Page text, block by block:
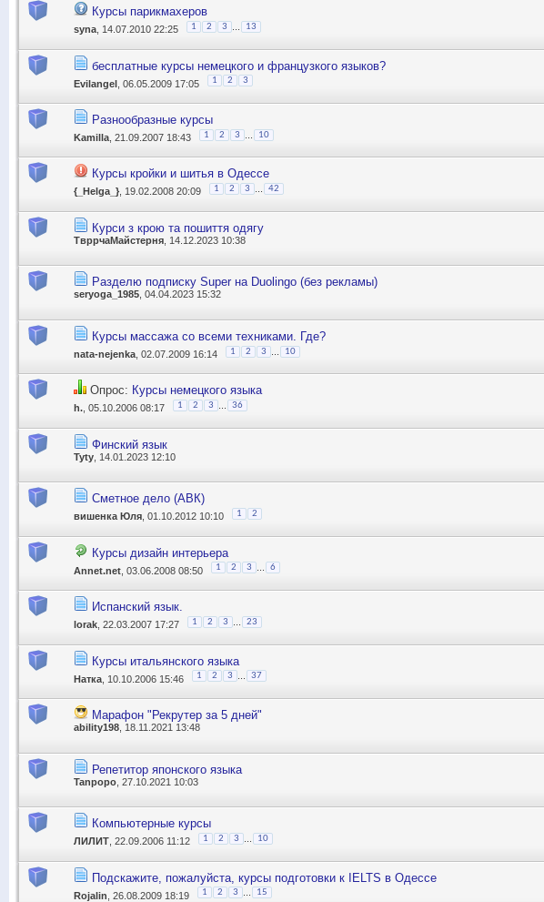
Курсы парикмахеров
syna , 14.07.2010 22:25 1 2 3 13
бесплатные курсы немецкого и французкого языков?
Evilangel , 06.05.2009 17:05 1 2 3
Разнообразные курсы
Kamilla , 21.09.2007 18:43 1 2 3 10
Курсы кройки и шитья в Одессе
{_Helga_} , 19.02.2008 20:09 1 2 3 42
Курси з крою та пошиття одягу
ТвррчаМайстерня , 14.12.2023 10:38
Разделю подписку Super на Duolingo (без рекламы)
seryoga_1985 , 04.04.2023 15:32
Курсы массажа со всеми техниками. Где?
nata-nejenka , 02.07.2009 16:14 1 2 3 10
Опрос: Курсы немецкого языка
h. , 05.10.2006 08:17 1 2 3 36
Финский язык
Tyty , 14.01.2023 12:10
Сметное дело (АВК)
вишенка Юля , 01.10.2012 10:10 1 2
Курсы дизайн интерьера
Annet.net , 03.06.2008 08:50 1 2 3 ... 6
Испанский язык.
lorak , 22.03.2007 17:27 1 2 3 23
Курсы итальянского языка
Натка , 10.10.2006 15:46 1 2 3 ... 37
Марафон "Рекрутер за 5 дней"
ability198 , 18.11.2021 13:48
Репетитор японского языка
Tanpopo , 27.10.2021 10:03
Компьютерные курсы
ЛИЛИТ , 22.09.2006 11:12 1 2 3 10
Подскажите, пожалуйста, курсы подготовки к IELTS в Одессе
Rojalin , 26.08.2009 18:19 1 2 3 15